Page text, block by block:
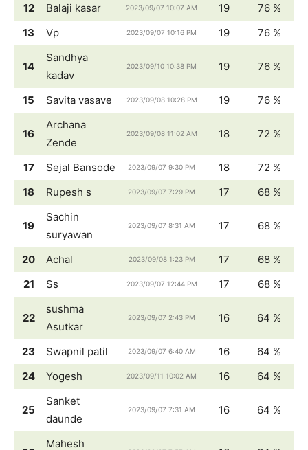
12
Balaji kasar 2023/09/07 10:07 AM 19
76 %
13
Vp 2023/09/07 10:16 PM 19 76 %
14
Sandhya
kadav
2023/09/10 10:38 PM 19 76 %
15 Savita vasave 2023/09/08 10:28 PM 19 76 %
16
Archana
Zende
2023/09/08 11:02 AM 18 72 %
17 Sejal Bansode 2023/09/07 9:30 PM 18
72 %
18
Rupesh s 2023/09/07 7:29 PM 17 68 %
19
Sachin
suryawan
2023/09/07 8:31 AM 17 68 %
20 Achal 2023/09/08 1:23 PM 17
68 %
21
Ss 2023/09/07 12:44 PM 17 68 %
22
sushma
Asutkar
2023/09/07 2:43 PM 16 64 %
23 Swapnil patil 2023/09/07 6:40 AM 16
64 %
24
Yogesh 2023/09/11 10:02 AM 16 64 %
25
Sanket
daunde
2023/09/07 7:31 AM 16 64 %
Mahesh